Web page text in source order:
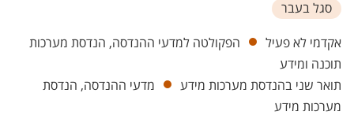
סגל בעבר
יחידות
אקדמי לא פעיל
הפקולטה למדעי ההנדסה, הנדסת מערכות
תוכנה ומידע
תואר שני בהנדסת מערכות מידע
מדעי ההנדסה, הנדסת
מערכות מידע